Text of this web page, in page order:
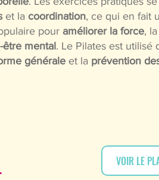
et la coordination, ce qui en fait
pour améliorer la force, la
être mental. Le Pilates est utilisé
généraleet la prévention
VOIR LE